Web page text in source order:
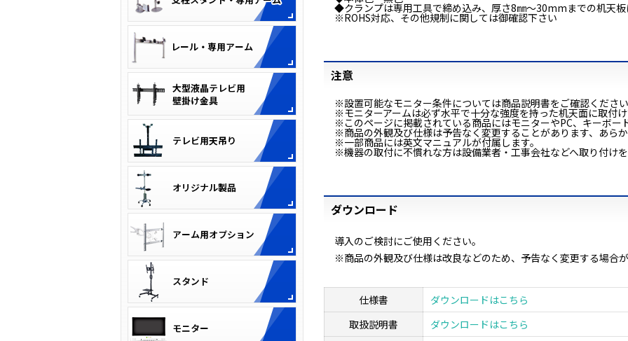
◆クランプは専用工具で締め込み、厚さ8㎜～30mmまでの机天板
※ROHS対応、その他規制に関しては御確認下さい
注意
※設置可能なモニター条件については商品説明書をご確認ください
※モニターアームは必ず水平で十分な強度を持った机天面に取付け
※このページに掲載されている商品にはモニターやPC、キーボー
※商品の外観及び仕様は予告なく変更することがあります、あらか
※一部商品には英文マニュアルが付属します。
※機器の取付に不慣れな方は設備業者・工事会社などへ取り付けを
ダウンロード
導入のご検討にご使用ください。
※商品の外観及び仕様は改良などのため、予告なく変更する場合
仕様書
ダウンロードはこちら
取扱説明書
ダウンロードはこちら